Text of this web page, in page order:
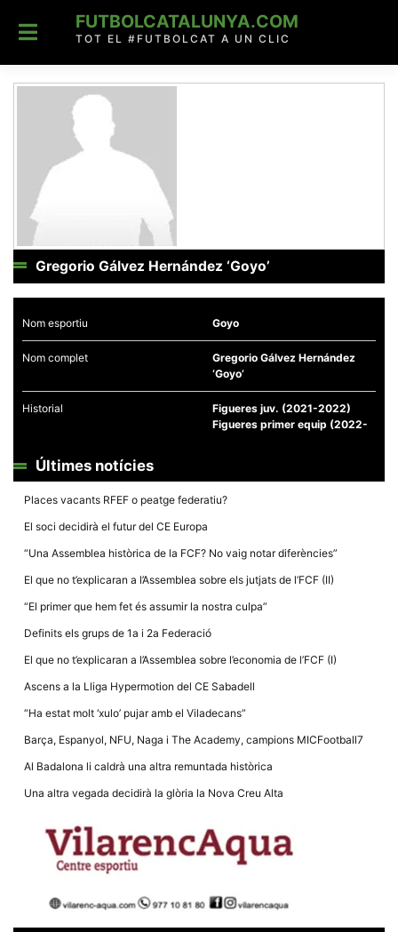
content
FUTBOLCATALUNYA.COM
TOT EL #FUTBOLCAT A UN CLIC
Gregorio Gálvez Hernández ‘Goyo’
Nom esportiu Goyo
Nom complet
Gregorio Gálvez Hernández
‘Goyo’
Historial
Figueres juv. (2021-2022)
Figueres primer equip (2022-
Últimes notícies
Places vacants RFEF o peatge federatiu?
El soci decidirà el futur del CE Europa
“Una Assemblea històrica de la FCF? No vaig notar diferències”
El que no t’explicaran a l’Assemblea sobre els jutjats de l’FCF (II)
“El primer que hem fet és assumir la nostra culpa”
Definits els grups de 1a i 2a Federació
El que no t’explicaran a l’Assemblea sobre l’economia de l’FCF (I)
Ascens a la Lliga Hypermotion del CE Sabadell
“Ha estat molt ‘xulo’ pujar amb el Viladecans”
Barça, Espanyol, NFU, Naga i The Academy, campions MICFootball7
Al Badalona li caldrà una altra remuntada històrica
Una altra vegada decidirà la glòria la Nova Creu Alta
opcionals,
necessàries
funcionament
Estadístiques
Recopilem
estadístiques
de manera
anònima d'ús
per a millorar
d'usuari
Alguns
components